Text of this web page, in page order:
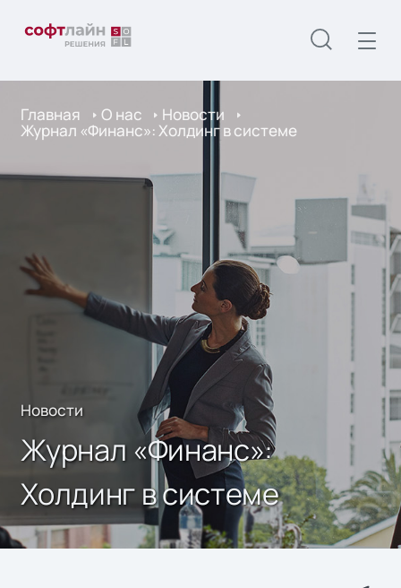
Главная О нас Новости
Журнал «Финанс»: Холдинг в системе
Новости
Журнал «Финанс»:
Холдинг в системе